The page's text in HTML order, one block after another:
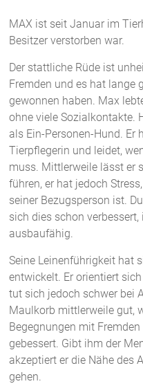
MAX ist seit Januar im
Besitzer verstorben war.
Der stattliche Rüde ist
Fremden und es hat lange
gewonnen haben. Max
ohne viele Sozialkontakte.
als Ein-Personen-Hund. Er
Tierpflegerin und leidet,
muss. Mittlerweile lässt er
führen, er hat jedoch
seiner Bezugsperson ist.
sich dies schon
ausbaufähig.
Seine Leinenführigkeit hat
entwickelt. Er orientiert
tut sich jedoch schwer bei
Maulkorb mittlerweile gut,
Begegnungen mit
gebessert. Gibt ihm der
akzeptiert er die Nähe des
gehen.